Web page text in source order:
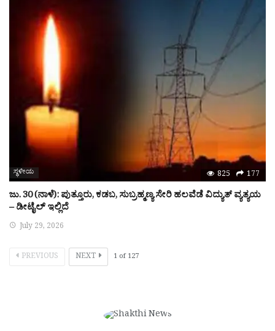
ಸ್ಥಳೀಯ 825 177
ಜು. 30 (ನಾಳೆ): ಪುತ್ತೂರು, ಕಡಬ, ಸುಬ್ರಹ್ಮಣ್ಯ ಸೇರಿ ಹಲವೆಡೆ ವಿದ್ಯುತ್ ವ್ಯತ್ಯಯ
– ಡೀಟೈಲ್ ಇಲ್ಲಿದೆ
July 29, 2026
PREVIOUS NEXT 1 of127